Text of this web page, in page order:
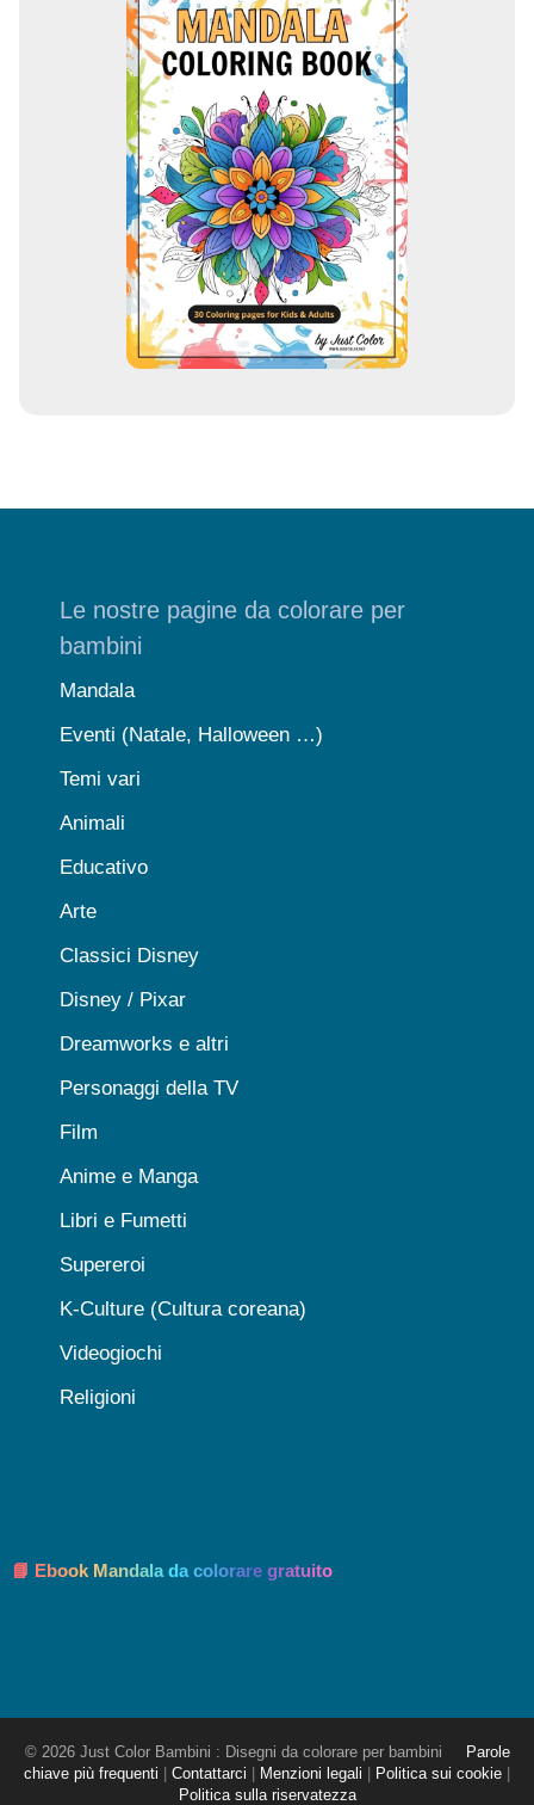
Le nostre pagine da colorare per
bambini
Mandala
Eventi (Natale, Halloween …)
Temi vari
Animali
Educativo
Arte
Classici Disney
Disney / Pixar
Dreamworks e altri
Personaggi della TV
Film
Anime e Manga
Libri e Fumetti
Supereroi
K-Culture (Cultura coreana)
Videogiochi
Religioni
📘 Ebook Mandala da colorare gratuito
© 2026 Just Color Bambini : Disegni da colorare per bambini
Parole
chiave più frequenti
Contattarci Menzioni legali Politica sui cookie
Politica sulla riservatezza